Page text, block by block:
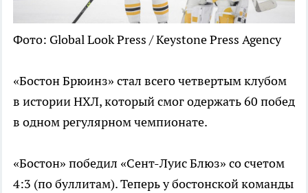
Фото: Global Look Press / Keystone Press Agency
«Бостон Брюинз» стал всего четвертым клубом
в истории НХЛ, который смог одержать 60 побед
в одном регулярном чемпионате.
«Бостон» победил «Сент-Луис Блюз» со счетом
4:3 (по буллитам). Теперь у бостонской команды